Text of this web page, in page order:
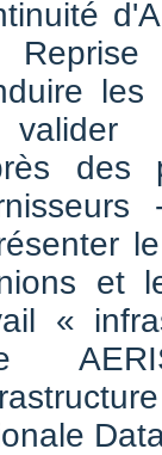
les
des
et
«